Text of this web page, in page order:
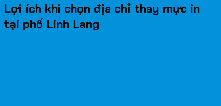
Lợi ích khi chọn địa chỉ thay mực in
tại phố Linh Lang